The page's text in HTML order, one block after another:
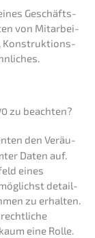
Geschäfts­
von Mitar­bei­
Konstruk­ti­ons­
zu beachten?
den Veräu­
Daten auf.
eines
detail­
zu erhal­ten.
eine Rolle.